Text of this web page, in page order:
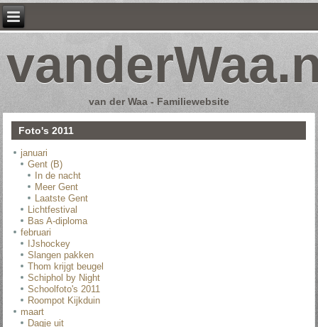
van der Waa - Familiewebsite
Foto's 2011
januari
Gent (B)
In de nacht
Meer Gent
Laatste Gent
Lichtfestival
Bas A-diploma
februari
IJshockey
Slangen pakken
Thom krijgt beugel
Schiphol by Night
Schoolfoto's 2011
Roompot Kijkduin
maart
Dagje uit